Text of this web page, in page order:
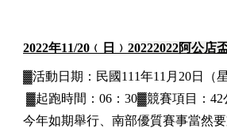
2022年11/20 ﹙日﹚ 20222022阿公店
▓活動日期： 民國111年11月20日
（
▓起跑時間：06：30▓競賽項目：
今年如期舉行、南部優質賽事當然